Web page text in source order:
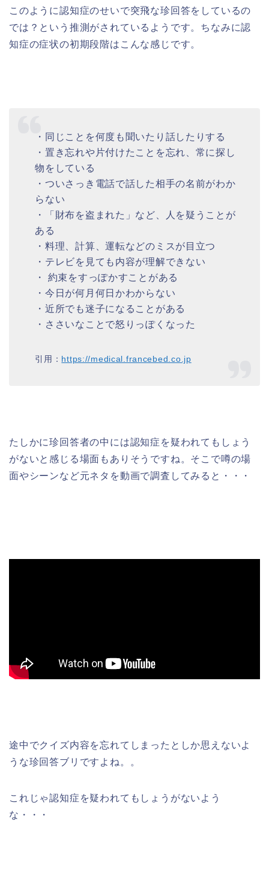
このように認知症のせいで突飛な珍回答をしているの
では？という推測がされているようです。ちなみに認
知症の症状の初期段階はこんな感じです。
・同じことを何度も聞いたり話したりする
・置き忘れや片付けたことを忘れ、常に探し
物をしている
・ついさっき電話で話した相手の名前がわか
らない
・「財布を盗まれた」など、人を疑うことが
ある
・料理、計算、運転などのミスが目立つ
・テレビを見ても内容が理解できない
・ 約束をすっぽかすことがある
・今日が何月何日かわからない
・近所でも迷子になることがある
・ささいなことで怒りっぽくなった
引用： https://medical.francebed.co.jp
たしかに珍回答者の中には認知症を疑われてもしょう
がないと感じる場面もありそうですね。そこで噂の場
面やシーンなど元ネタを動画で調査してみると・・・
途中でクイズ内容を忘れてしまったとしか思えないよ
うな珍回答ブリですよね。。
これじゃ認知症を疑われてもしょうがないよう
な・・・